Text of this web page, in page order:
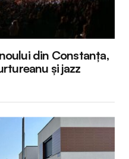
din Constanța,
și jazz